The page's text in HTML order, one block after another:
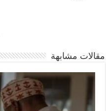
مقالات مشابهة